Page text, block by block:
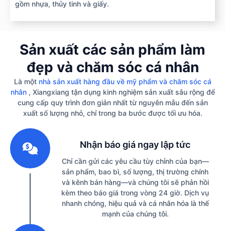
gồm nhựa, thủy tinh và giấy.
Sản xuất các sản phẩm làm
đẹp và chăm sóc cá nhân
Là một nhà sản xuất hàng đầu về mỹ phẩm và chăm sóc cá
nhân, Xiangxiang tận dụng kinh nghiệm sản xuất sâu rộng để
cung cấp quy trình đơn giản nhất từ ​​nguyên mẫu đến sản
xuất số lượng nhỏ, chỉ trong ba bước được tối ưu hóa.
Nhận báo giá ngay lập tức
Chỉ cần gửi các yêu cầu tùy chỉnh của bạn—
sản phẩm, bao bì, số lượng, thị trường chính
và kênh bán hàng—và chúng tôi sẽ phản hồi
kèm theo báo giá trong vòng 24 giờ. Dịch vụ
nhanh chóng, hiệu quả và cá nhân hóa là thế
mạnh của chúng tôi.